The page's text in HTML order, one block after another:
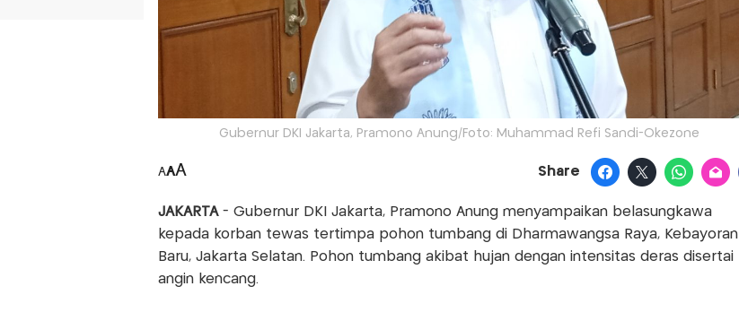
Gubernur DKI Jakarta, Pramono Anung/Foto: Muhammad Refi Sandi-Okezone
AAA Share
JAKARTA- Gubernur DKI Jakarta, Pramono Anung menyampaikan belasungkawa
kepada korban tewas tertimpa pohon tumbang di Dharmawangsa Raya, Kebayoran
Baru, Jakarta Selatan. Pohon tumbang akibat hujan dengan intensitas deras disertai
angin kencang.